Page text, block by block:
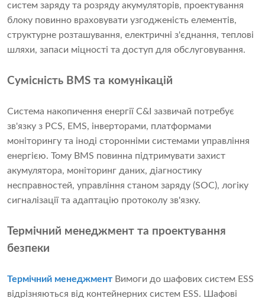
систем заряду та розряду акумуляторів, проектування
блоку повинно враховувати узгодженість елементів,
структурне розташування, електричні з'єднання, теплові
шляхи, запаси міцності та доступ для обслуговування.
Сумісність BMS та комунікацій
Система накопичення енергії C&I зазвичай потребує
зв'язку з PCS, EMS, інверторами, платформами
моніторингу та іноді сторонніми системами управління
енергією. Тому BMS повинна підтримувати захист
акумулятора, моніторинг даних, діагностику
несправностей, управління станом заряду (SOC), логіку
сигналізації та адаптацію протоколу зв'язку.
Термічний менеджмент та проектування
безпеки
Термічний менеджмент Вимоги до шафових систем ESS
відрізняються від контейнерних систем ESS. Шафові